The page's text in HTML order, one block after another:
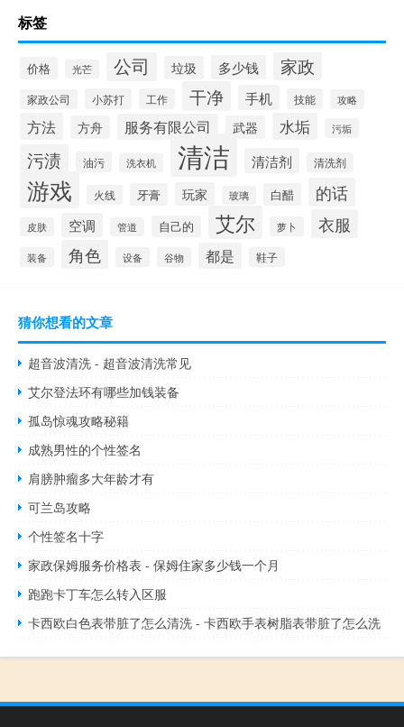
标签
价格 光芒 公司 垃圾 多少钱 家政
家政公司 小苏打 工作 干净 手机 技能 攻略
方法 方舟 服务有限公司 武器 水垢 污垢
污渍 油污 洗衣机 清洁 清洁剂 清洗剂
游戏 火线 牙膏 玩家 玻璃 白醋 的话
皮肤 空调 管道 自己的 艾尔 萝卜 衣服
装备 角色 设备 谷物 都是 鞋子
猜你想看的文章
超音波清洗 - 超音波清洗常见
艾尔登法环有哪些加钱装备
孤岛惊魂攻略秘籍
成熟男性的个性签名
肩膀肿瘤多大年龄才有
可兰岛攻略
个性签名十字
家政保姆服务价格表 - 保姆住家多少钱一个月
跑跑卡丁车怎么转入区服
卡西欧白色表带脏了怎么清洗 - 卡西欧手表树脂表带脏了怎么洗